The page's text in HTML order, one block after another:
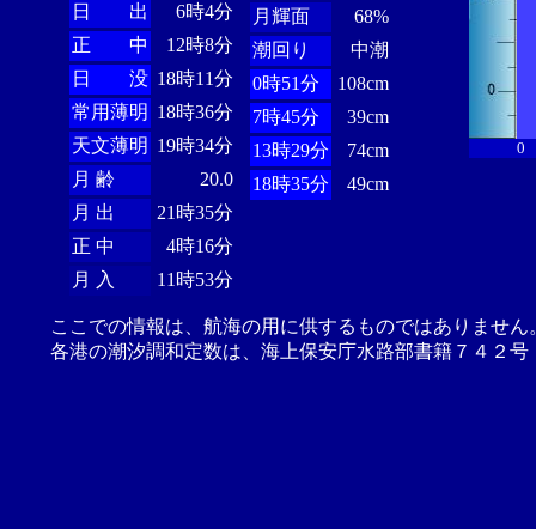
日 出
6時4分
正 中
12時8分
日 没 18時11分
常用薄明 18時36分
天文薄明 19時34分
月 齢
20.0
月 出
21時35分
正 中
4時16分
月 入
11時53分
月輝面
68%
潮回り
中潮
0時51分
108cm
7時45分
39cm
13時29分
74cm
18時35分
49cm
0
ここでの情報は、航海の用に供するものではありませ
各港の潮汐調和定数は、海上保安庁水路部書籍７４２